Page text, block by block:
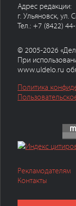
Адрес редакции:
г. Ульяновск, ул.
Тел.: +7 (8422)
© 2005-2026
При
www.uldelo.ru
Политика
Рекламодателям
Контакты